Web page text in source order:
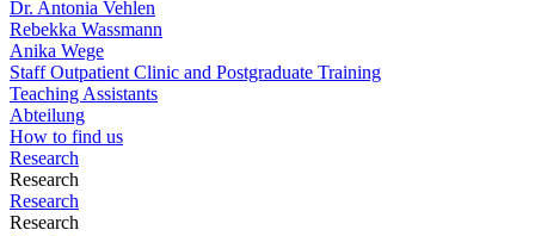
Dr. Antonia Vehlen
Rebekka Wassmann
Anika Wege
Staff Outpatient Clinic and Postgraduate Training
Teaching Assistants
Abteilung
How to find us
Research
Research
Research
Research